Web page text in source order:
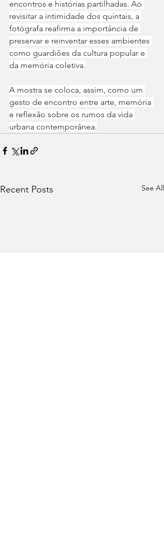
encontros e histórias partilhadas. Ao
revisitar a intimidade dos quintais, a
fotógrafa reafirma a importância de
preservar e reinventar esses ambientes
como guardiões da cultura popular e
da memória coletiva.
A mostra se coloca, assim, como um
gesto de encontro entre arte, memória
e reflexão sobre os rumos da vida
urbana contemporânea.
Recent Posts See All